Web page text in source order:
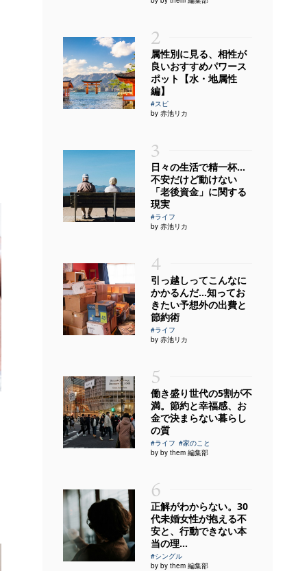
2
属性別に見る、相性が
良いおすすめパワース
ポット【水・地属性
編】
#スピ
by 赤池リカ
3
日々の生活で精一杯…
不安だけど動けない
「老後資金」に関する
現実
#ライフ
by 赤池リカ
4
引っ越しってこんなに
かかるんだ…知ってお
きたい予想外の出費と
節約術
#ライフ
by 赤池リカ
5
働き盛り世代の5割が不
満。節約と幸福感、お
金で決まらない暮らし
の質
#ライフ #家のこと
by by them 編集部
6
正解がわからない。30
代未婚女性が抱える不
安と、行動できない本
当の理...
#シングル
by by them 編集部